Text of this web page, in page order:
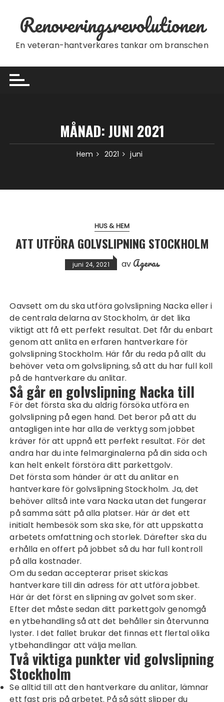
Renoveringsrevolutionen
En veteran-hantverkares tankar om branschen
MÅNAD:JUNI 2021
Hem 2021 juni
HUS & HEM
ATT UTFÖRA GOLVSLIPNING STOCKHOLM
juni 24, 2021 av Ageras
Oavsett om du ska utföragolvslipning Nackaeller i
de centrala delarna av Stockholm, är det lika
viktigt att få ett perfekt resultat. Det får du enbart
genom att anlita en erfaren hantverkare för
golvslipning Stockholm. Här får du reda på allt du
behöver veta om golvslipning, så att du har full koll
på de hantverkare du anlitar.
Så går en golvslipning Nacka till
För det första ska du aldrig försöka utföra en
golvslipning på egen hand. Det beror på att du
antagligen inte har alla de verktyg som jobbet
kräver för att uppnå ett perfekt resultat. För det
andra har du inte felmarginalerna på din sida och
kan helt enkelt förstöra ditt parkettgolv.
Det första som händer är att du anlitar en
hantverkare förgolvslipning Stockholm. Ja, det
behöver alltså inte vara Nacka utan det fungerar
på samma sätt på alla platser. Här är det ett
initialt hembesök som ska ske, för att uppskatta
arbetets omfattning och storlek. Därefter ska du
erhålla en offert på jobbet så du har full kontroll
på alla kostnader.
Om du sedan accepterar priset skickas
hantverkare till din adress för att utföra jobbet.
Här är det först en slipning av golvet som sker.
Efter det måste sedan ditt parkettgolv genomgå
en ytbehandling så att det behåller sin återvunna
lyster. I det fallet brukar det finnas ett flertal olika
ytbehandlingar att välja mellan.
Två viktiga punkter vid golvslipning
Stockholm
Se alltid till att den hantverkare du anlitar, lämnar
ett fast pris på arbetet. På så sätt slipper du